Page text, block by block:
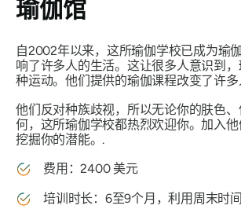
瑜伽馆
自2002年以来，这所瑜伽学校已成为瑜
响了许多人的生活。这让很多人意识到
种运动。他们提供的瑜伽课程改变了许
他们反对种族歧视，所以无论你的肤色
何，这所瑜伽学校都热烈欢迎你。加入
挖掘你的潜能。.
费用：2400 美元
培训时长：6至9个月，利用周末时间